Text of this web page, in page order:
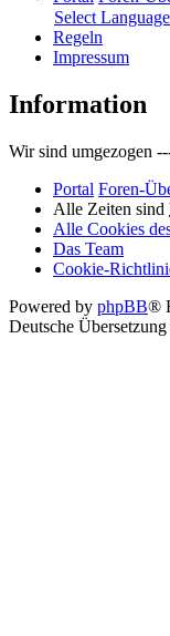
Select Language
Regeln
Impressum
Information
Wir sind umgezogen
Portal Foren-
Alle Zeiten sind
Alle Cookies
Das Team
Cookie-
Powered by phpBB®
Deutsche